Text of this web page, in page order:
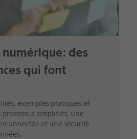
numérique: des
qui font
exemples pratiques et
simplifiés, une
et une sécurité